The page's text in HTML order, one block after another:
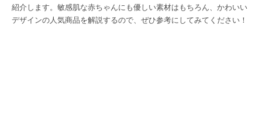
紹介します。敏感肌な赤ちゃんにも優しい素材はもちろん、かわいい
デザインの人気商品を解説するので、ぜひ参考にしてみてください！